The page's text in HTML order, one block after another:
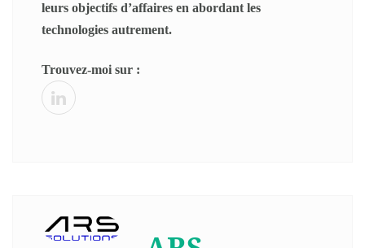
leurs objectifs d’affaires en abordant les
technologies autrement.
Trouvez-moi sur :